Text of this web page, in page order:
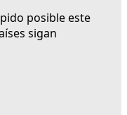
posible este
sigan